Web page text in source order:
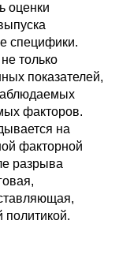
оценки
специфики.
только
показателей,
факторов.
на
факторной
разрыва